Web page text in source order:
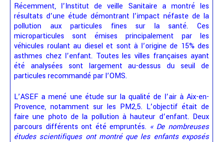
Récemment, l’Institut de veille Sanitaire a montré les
résultats d’une étude démontrant l’impact néfaste de la
pollution aux particules fines sur la santé. Ces
microparticules sont émises principalement par les
véhicules roulant au diesel et sont à l’origine de 15% des
asthmes chez l’enfant. Toutes les villes françaises ayant
été analysées sont largement au-dessus du seuil de
particules recommandé par l’OMS.
L’ASEF a mené une étude sur la qualité de l’air à Aix-en-
Provence, notamment sur les PM2,5. L’objectif était de
faire une photo de la pollution à hauteur d’enfant. Deux
parcours différents ont été empruntés. « De nombreuses
études scientifiques ont montré que les enfants exposés